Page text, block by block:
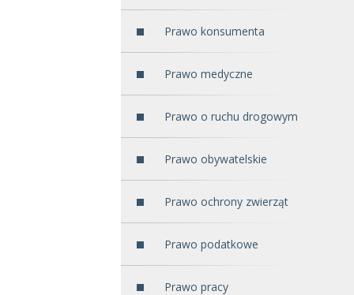
Prawo konsumenta
Prawo medyczne
Prawo o ruchu drogowym
Prawo obywatelskie
Prawo ochrony zwierząt
Prawo podatkowe
Prawo pracy